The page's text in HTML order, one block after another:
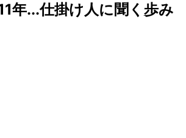
年...仕掛け人に聞く歩み